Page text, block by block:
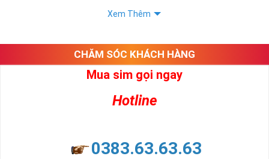
như sự sắp xếp của các con số trong sim.
Ý nghĩa sim tứ quý 2
nhiều thành công, thăng tiến hơn.
Xem Thêm
CHĂM SÓC KHÁCH HÀNG
Mua sim gọi ngay
Hotline
0383.63.63.63